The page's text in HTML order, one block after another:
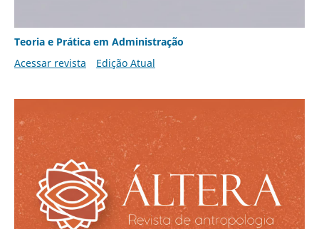
Teoria e Prática em Administração
Acessar revista
Edição Atual